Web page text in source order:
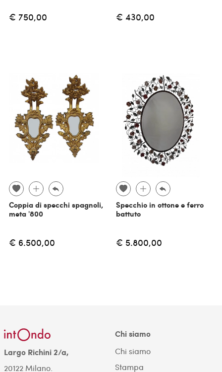
€ 750,00 € 430,00
Coppia di specchi spagnoli,
meta '800
€ 6.500,00
Specchio in ottone e ferro
battuto
€ 5.800,00
Largo Richini 2/a,
20122 Milano.
Chi siamo
Chi siamo
Stampa